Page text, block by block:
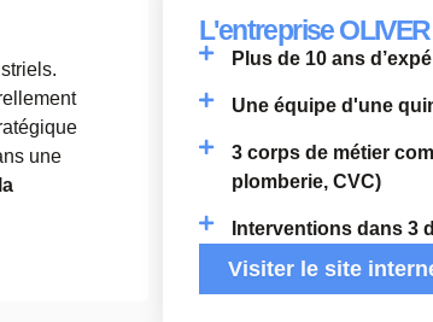
une
L'entreprise
Plus de 10 ans
Une équipe d'une
3 corps de métier
plomberie, CVC)
Interventions dans 3
Visiter le site